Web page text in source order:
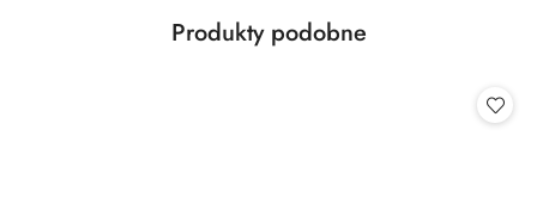
Pomiń karuzelę produktów
Produkty
Produkty podobne